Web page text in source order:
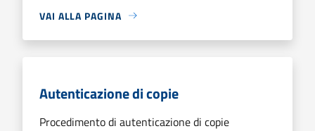
VAI ALLA PAGINA
Autenticazione di copie
Procedimento di autenticazione di copie